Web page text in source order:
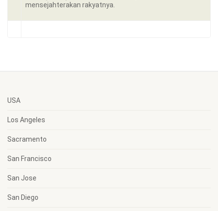
mensejahterakan rakyatnya.
USA
Los Angeles
Sacramento
San Francisco
San Jose
San Diego